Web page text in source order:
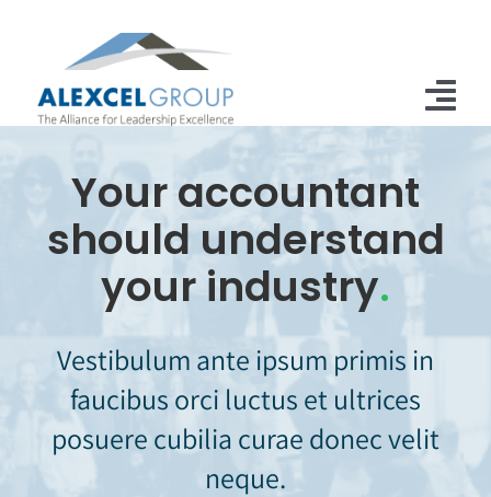
Home
Alexcel Members
Door Opening Initiative
Contact
Your accountant
should understand
your industry.
Vestibulum ante ipsum primis in
faucibus orci luctus et ultrices
posuere cubilia curae donec velit
neque.